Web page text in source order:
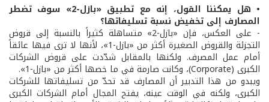
• هل يمكننا القول، إنه مع تطبيق «بازل-2» سوف تضطر
المصارف إلى تخفيض نسبة تسليفاتها؟
- على العكس، فإن «بازل-2» متساهلة كثيراً بالنسبة إلى قروض
التجزئة والقروض الصغيرة أكثر من «بازل-1»، لأنها لا ترى فيها عائقاً
أمام عمل المصرف. ولكنها بالمقابل شدّدت على قروض الشركات
الكبرى (Corporate)، وكانت صارمة في ما خصها أكثر من «بازل-1».
ويبدو من هذا التدبير أن المصارف قد تحدّ من تسليفاتها للشركات
الكبرى، ولكنه في الوقت عينه، يفتح المجال أمام الشركات الكبرى